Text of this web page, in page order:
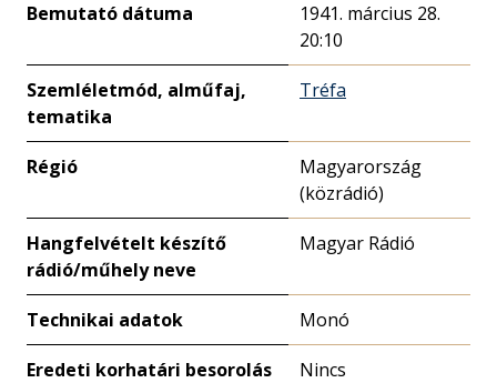
Bemutató dátuma
1941. március 28.
20:10
Szemléletmód, alműfaj,
tematika
Tréfa
Régió
Magyarország
(közrádió)
Hangfelvételt készítő
rádió/műhely neve
Magyar Rádió
Technikai adatok Monó
Eredeti korhatári besorolás Nincs